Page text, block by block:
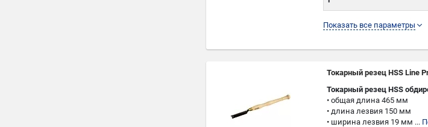
Показать все параметры
L
Токарный резец HSS Line
Токарный резец HSS
• общая длина 465 мм
• длина лезвия 150 мм
• ширина лезвия 19 мм ...